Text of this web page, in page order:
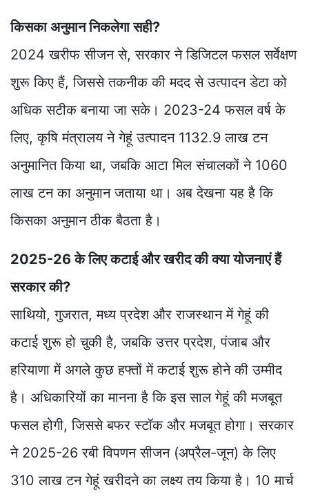
किसका अनुमान निकलेगा सही?
2024 खरीफ सीजन से, सरकार ने डिजिटल फसल सर्वेक्षण
शुरू किए हैं, जिससे तकनीक की मदद से उत्पादन डेटा को
अधिक सटीक बनाया जा सके। 2023-24 फसल वर्ष के
लिए, कृषि मंत्रालय ने गेहूं उत्पादन 1132.9 लाख टन
अनुमानित किया था, जबकि आटा मिल संचालकों ने 1060
लाख टन का अनुमान जताया था। अब देखना यह है कि
किसका अनुमान ठीक बैठता है।
2025-26 के लिए कटाई और खरीद की क्या योजनाएं हैं
सरकार की?
साथियो, गुजरात, मध्य प्रदेश और राजस्थान में गेहूं की
कटाई शुरू हो चुकी है, जबकि उत्तर प्रदेश, पंजाब और
हरियाणा में अगले कुछ हफ्तों में कटाई शुरू होने की उम्मीद
है। अधिकारियों का मानना है कि इस साल गेहूं की मजबूत
फसल होगी, जिससे बफर स्टॉक और मजबूत होगा। सरकार
ने 2025-26 रबी विपणन सीजन (अप्रैल-जून) के लिए
310 लाख टन गेहूं खरीदने का लक्ष्य तय किया है। 10 मार्च